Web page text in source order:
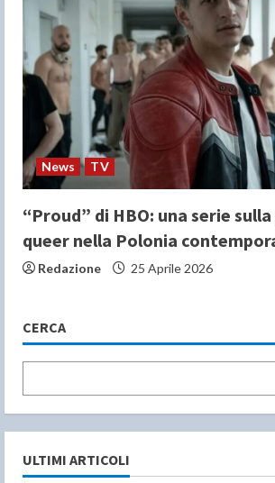
News TV
“Proud” di HBO: una serie
queer nella Polonia
Redazione 25 Aprile 2026
CERCA
ULTIMI ARTICOLI